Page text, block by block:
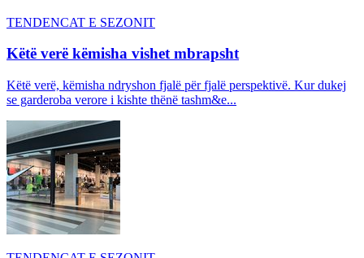
TENDENCAT E SEZONIT
Këtë verë këmisha vishet mbrapsht
Këtë verë, këmisha ndryshon fjalë për fjalë perspektivë. Kur dukej
se garderoba verore i kishte thënë tashm&e...